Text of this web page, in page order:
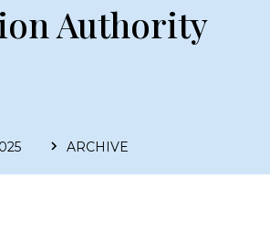
Authority
ARCHIVE